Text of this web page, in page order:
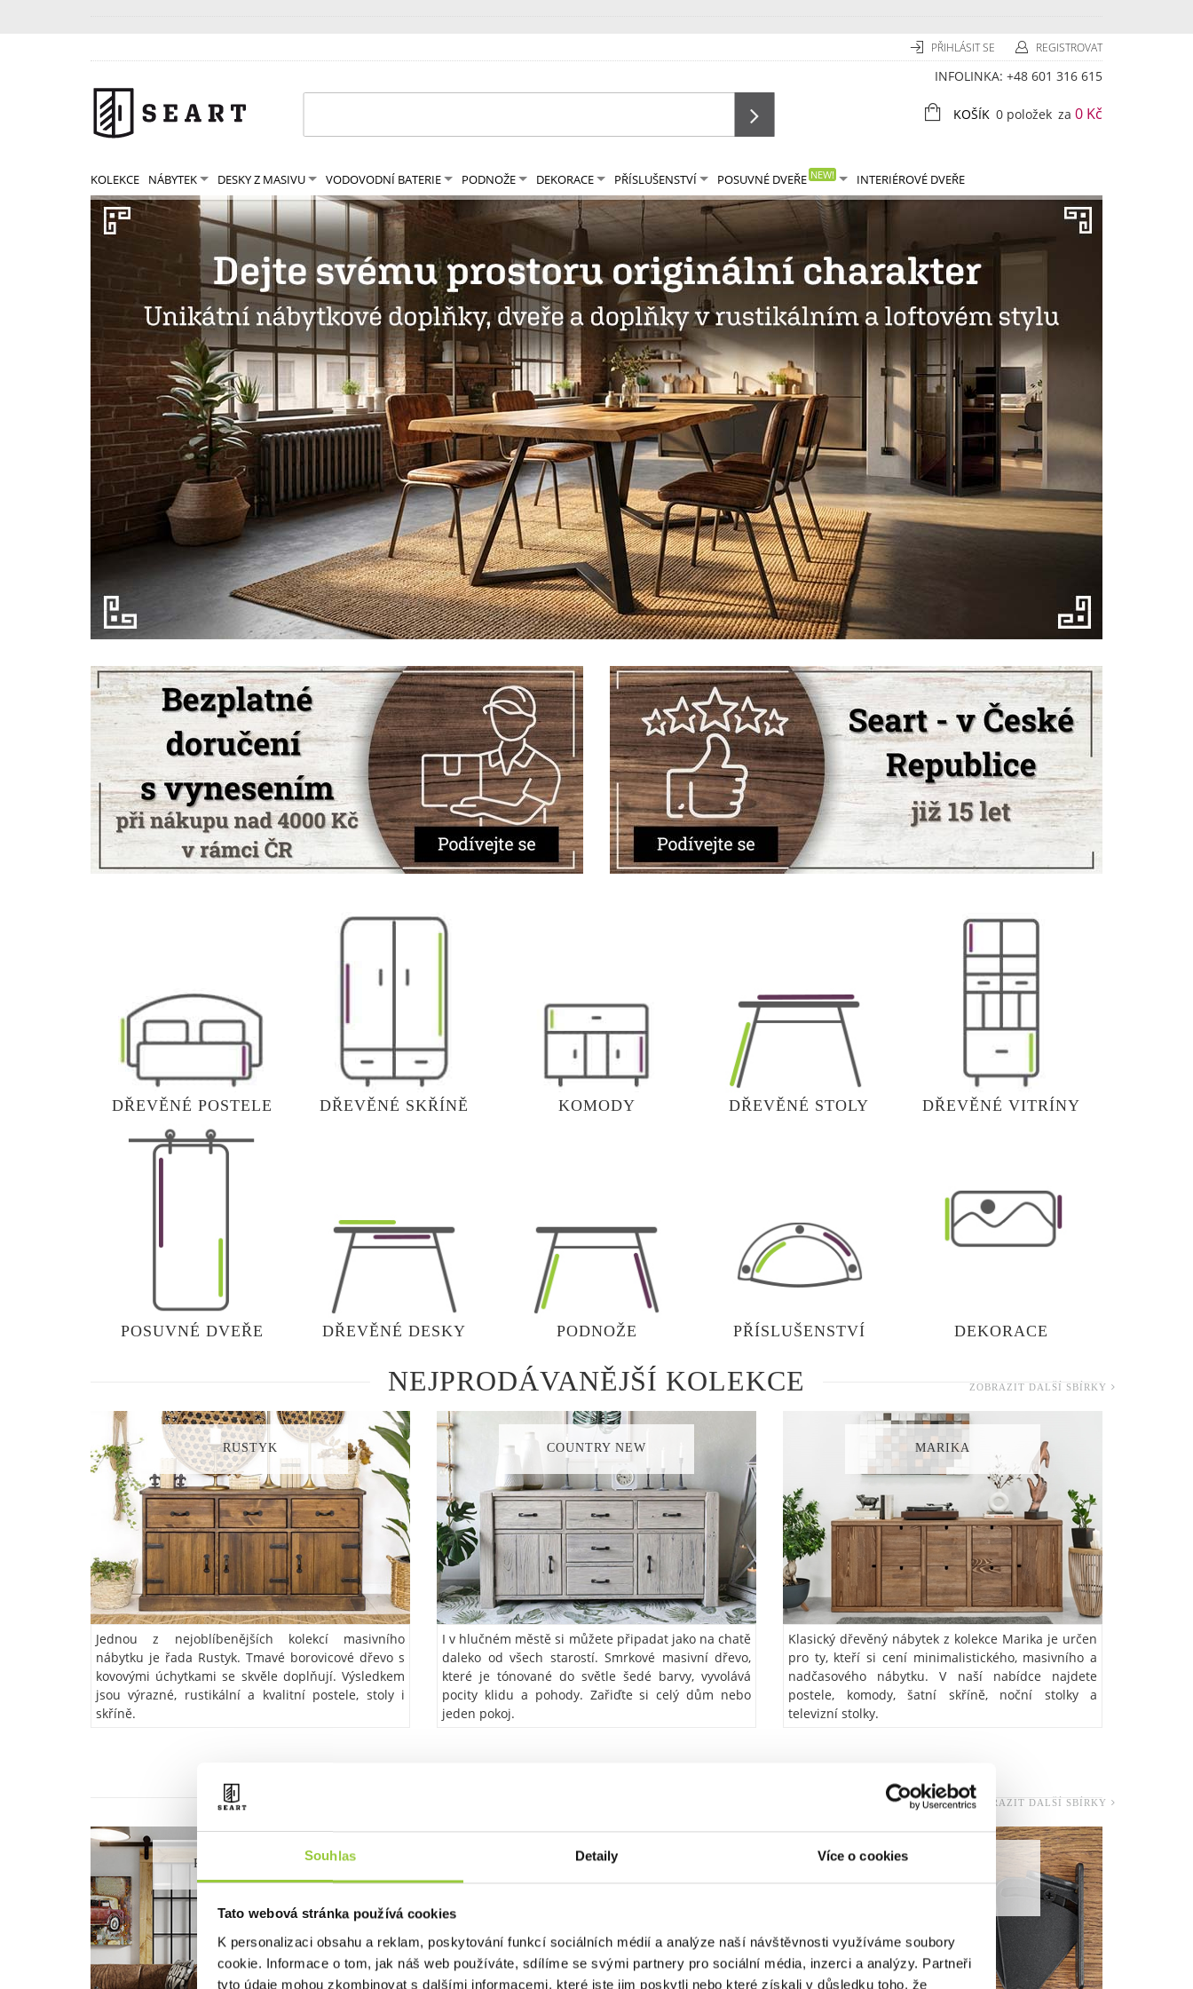
Souhlas Detaily Více o cookies
Tato webová stránka používá cookies
K personalizaci obsahu a reklam, poskytování funkcí sociálních médií a analýze naší návštěvnosti využíváme soubory
cookie. Informace o tom, jak náš web používáte, sdílíme se svými partnery pro sociální média, inzerci a analýzy. Partneři
tyto údaje mohou zkombinovat s dalšími informacemi, které jste jim poskytli nebo které získali v důsledku toho, že
PŘIHLÁSIT SE REGISTROVAT
INFOLINKA: +48 601 316 615
KOŠÍK 0 položek za 0 Kč
KOLEKCE NÁBYTEK DESKY Z MASIVU VODOVODNÍ BATERIE PODNOŽE DEKORACE PŘÍSLUŠENSTVÍ POSUVNÉ DVEŘE NEW! INTERIÉROVÉ DVEŘE
DŘEVĚNÉ POSTELE DŘEVĚNÉ SKŘÍNĚ KOMODY DŘEVĚNÉ STOLY DŘEVĚNÉ VITRÍNY
POSUVNÉ DVEŘE DŘEVĚNÉ DESKY PODNOŽE PŘÍSLUŠENSTVÍ DEKORACE
NEJPRODÁVANĚJŠÍ KOLEKCE ZOBRAZIT DALŠÍ SBÍRKY
RUSTYK
Jednou z nejoblíbenějších kolekcí masivního
nábytku je řada Rustyk. Tmavé borovicové dřevo s
kovovými úchytkami se skvěle doplňují. Výsledkem
jsou výrazné, rustikální a kvalitní postele, stoly i
skříně.
COUNTRY NEW
I v hlučném městě si můžete připadat jako na chatě
daleko od všech starostí. Smrkové masivní dřevo,
které je tónované do světle šedé barvy, vyvolává
pocity klidu a pohody. Zařiďte si celý dům nebo
jeden pokoj.
MARIKA
Klasický dřevěný nábytek z kolekce Marika je určen
pro ty, kteří si cení minimalistického, masivního a
nadčasového nábytku. V naší nabídce najdete
postele, komody, šatní skříně, noční stolky a
televizní stolky.
ZOBRAZIT DALŠÍ SBÍRKY
POSUVNÉ DVEŘE
POJEZDY PRO
PŘÍSLUŠENSTVÍ